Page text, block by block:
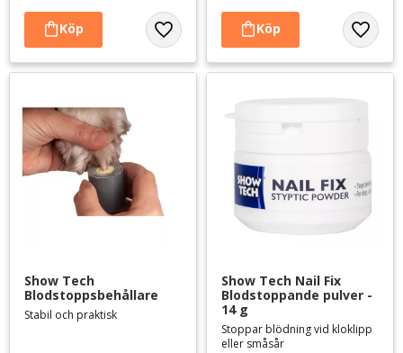
Lägg till i favoriter Lägg
Show Tech
Blodstoppsbehållare
Stabil och praktisk
Show Tech Nail Fix
Blodstoppande pulver -
14 g
Stoppar blödning vid kloklipp
eller småsår